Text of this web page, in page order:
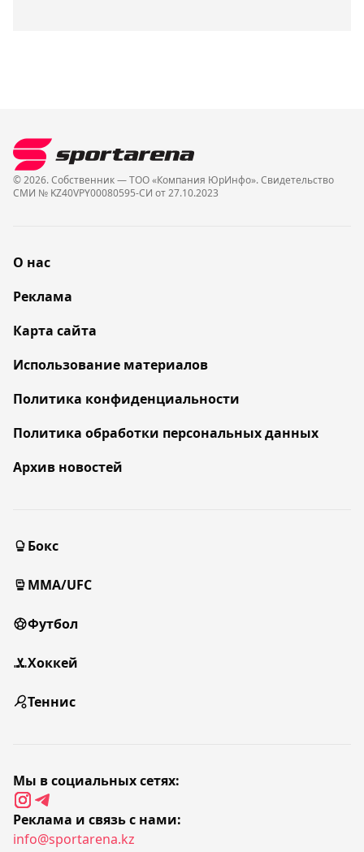
© 2026. Собственник — ТОО «Компания ЮрИнфо». Cвидетельство
СМИ № KZ40VPY00080595-СИ от 27.10.2023
О нас
Реклама
Карта сайта
Использование материалов
Политика конфиденциальности
Политика обработки персональных данных
Архив новостей
Бокс
MMA/UFC
Футбол
Хоккей
Теннис
Мы в социальных сетях:
Реклама и связь с нами:
info@sportarena.kz